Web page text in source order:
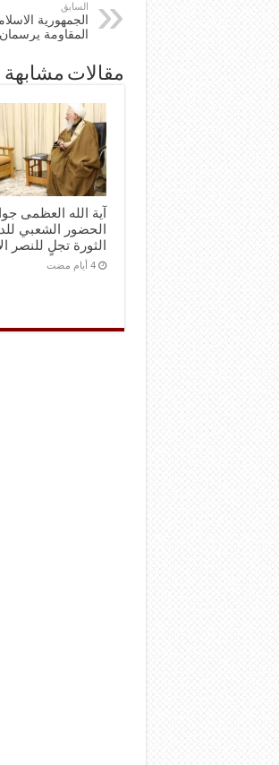
السابق
الجمهورية
المقاومة
مقالات مشابهة
آية الله العظمى
الحضور الشعبي
الثورة تجلٍ للنصر
‏4 أيام مضت